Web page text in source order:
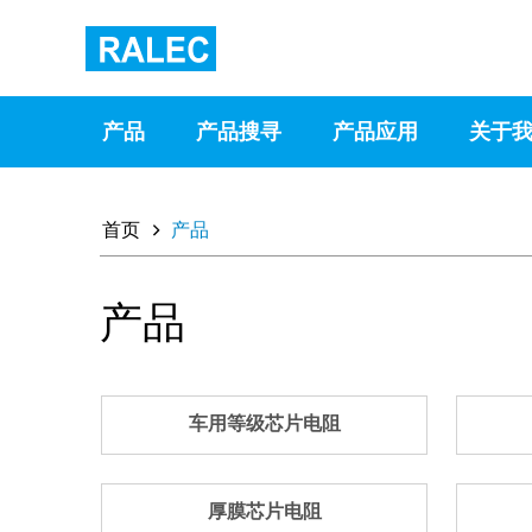
产品 产品搜寻 产品应用 关于
首页 产品
产品
车用等级芯片电阻
厚膜芯片电阻